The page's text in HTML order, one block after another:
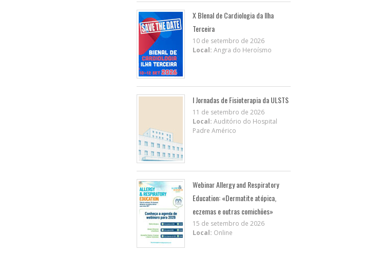
X BIenal de Cardiologia da Ilha
Terceira
10 de setembro de 2026
Local: Angra do Heroísmo
I Jornadas de Fisioterapia da ULSTS
11 de setembro de 2026
Local: Auditório do Hospital
Padre Américo
Webinar Allergy and Respiratory
Education: «Dermatite atópica,
eczemas e outras comichões»
15 de setembro de 2026
Local: Online